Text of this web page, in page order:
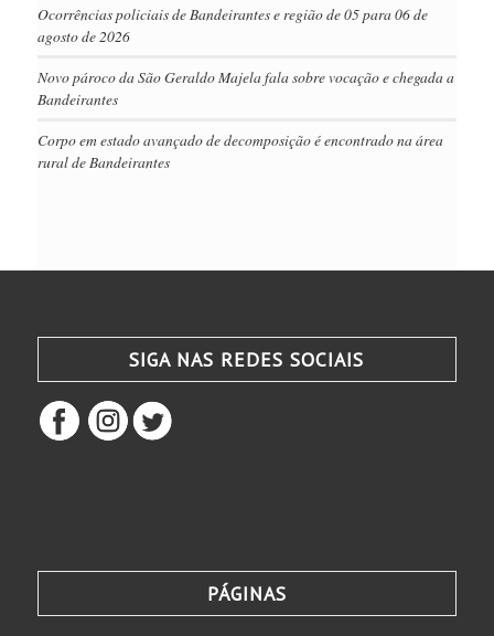
Ocorrências policiais de Bandeirantes e região de 05 para 06 de
agosto de 2026
Novo pároco da São Geraldo Majela fala sobre vocação e chegada a
Bandeirantes
Corpo em estado avançado de decomposição é encontrado na área
rural de Bandeirantes
SIGA NAS REDES SOCIAIS
PÁGINAS